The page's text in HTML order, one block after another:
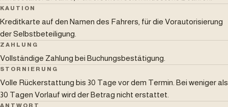
KAUTION
Kreditkarte auf den Namen des Fahrers, für die Vorautorisierung
der Selbstbeteiligung.
ZAHLUNG
Vollständige Zahlung bei Buchungsbestätigung.
STORNIERUNG
Volle Rückerstattung bis 30 Tage vor dem Termin. Bei weniger als
30 Tagen Vorlauf wird der Betrag nicht erstattet.
ANTWORT